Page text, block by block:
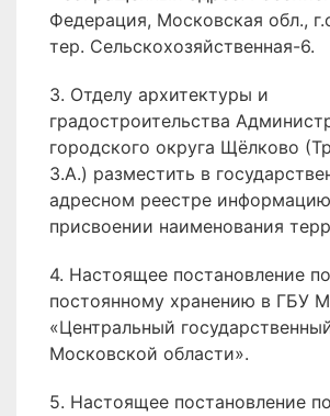
Федерация, Московская обл.,
тер. Сельскохозяйственная-6.
3. Отделу архитектуры и
градостроительства
городского округа Щёлково
З.А.) разместить в
адресном реестре
присвоении наименования
4. Настоящее постановление
постоянному хранению в ГБУ
«Центральный
Московской области».
5. Настоящее постановление